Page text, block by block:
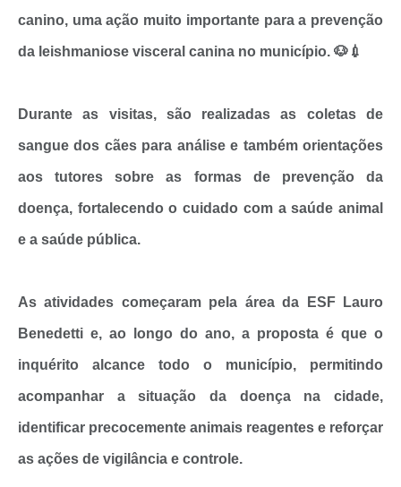
canino, uma ação muito importante para a prevenção
da leishmaniose visceral canina no município. 🐶💉
Durante as visitas, são realizadas as coletas de
sangue dos cães para análise e também orientações
aos tutores sobre as formas de prevenção da
doença, fortalecendo o cuidado com a saúde animal
e a saúde pública.
As atividades começaram pela área da ESF Lauro
Benedetti e, ao longo do ano, a proposta é que o
inquérito alcance todo o município, permitindo
acompanhar a situação da doença na cidade,
identificar precocemente animais reagentes e reforçar
as ações de vigilância e controle.